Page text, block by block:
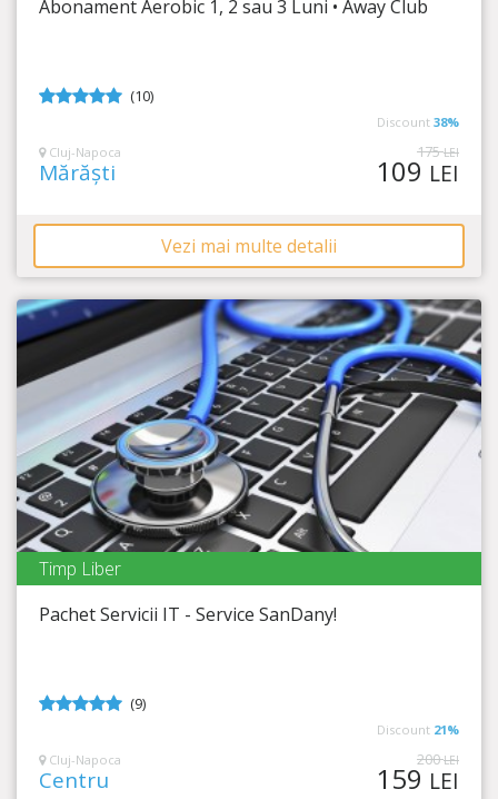
Timp Rămas
Abonament Aerobic 1, 2 sau 3 Luni • Away Club
(10)
Discount 38%
Cluj-Napoca
Mărăști
175LEI
109 LEI
Vezi mai multe detalii
Timp Rămas
Timp Liber
Pachet Servicii IT - Service SanDany!
(9)
Discount 21%
Cluj-Napoca
Centru
200LEI
159 LEI